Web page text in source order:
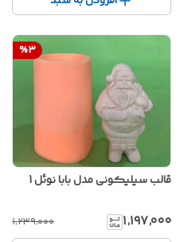
%3
قالب سیلیکونی مدل بابا نوئل 1
۱٬۱۹۷٬۰۰۰ ۱٬۲۳۹٬۰۰۰